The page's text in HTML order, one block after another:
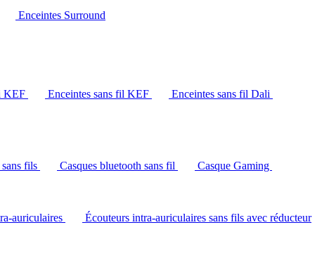
Enceintes Surround
KEF Enceintes sans fil KEF
Enceintes sans fil Dali
fils Casques bluetooth sans fil
Casque Gaming
auriculaires
Écouteurs intra-auriculaires sans fils avec réducteur